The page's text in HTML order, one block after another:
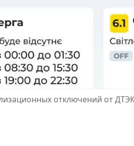
отключений от